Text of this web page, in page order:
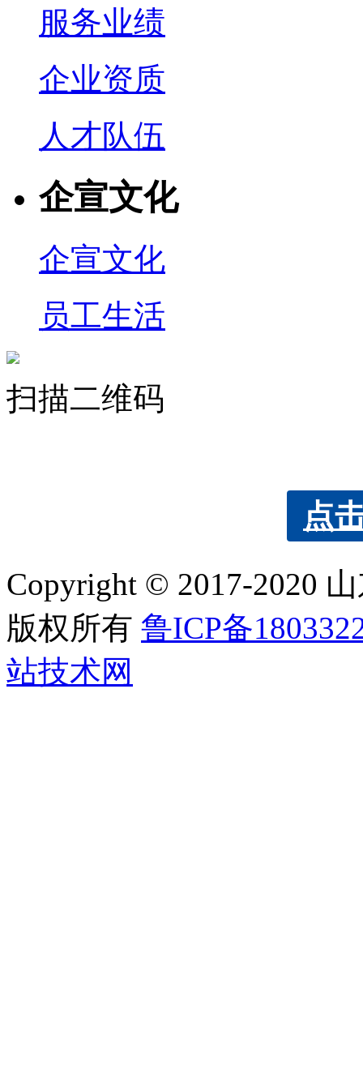
服务业绩
企业资质
人才队伍
企宣文化
企宣文化
员工生活
扫描二维码
点
Copyright © 2017-2020
版权所有 鲁ICP备
站技术网